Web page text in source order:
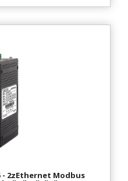
- 2zEthernet Modbus